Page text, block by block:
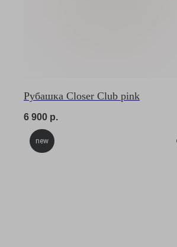
Рубашка Closer Club pink
6 900 р.
new